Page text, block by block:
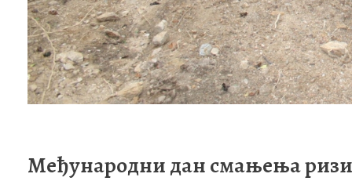
Међународни дан смањења